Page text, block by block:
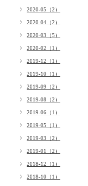
2020-05（2）
2020-04（2）
2020-03（5）
2020-02（1）
2019-12（1）
2019-10（1）
2019-09（2）
2019-08（2）
2019-06（1）
2019-05（1）
2019-03（2）
2019-01（2）
2018-12（1）
2018-10（1）